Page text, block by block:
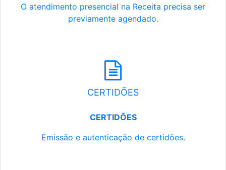
O atendimento presencial na Receita precisa ser
previamente agendado.
CERTIDÕES
CERTIDÕES
Emissão e autenticação de certidões.